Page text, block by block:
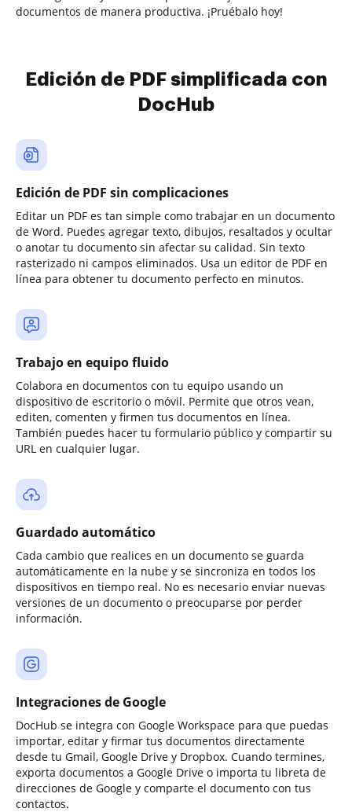
documentos de manera productiva. ¡Pruébalo hoy!
Edición de PDF simplificada con
DocHub
Edición de PDF sin complicaciones
Editar un PDF es tan simple como trabajar en un documento
de Word. Puedes agregar texto, dibujos, resaltados y ocultar
o anotar tu documento sin afectar su calidad. Sin texto
rasterizado ni campos eliminados. Usa un editor de PDF en
línea para obtener tu documento perfecto en minutos.
Trabajo en equipo fluido
Colabora en documentos con tu equipo usando un
dispositivo de escritorio o móvil. Permite que otros vean,
editen, comenten y firmen tus documentos en línea.
También puedes hacer tu formulario público y compartir su
URL en cualquier lugar.
Guardado automático
Cada cambio que realices en un documento se guarda
automáticamente en la nube y se sincroniza en todos los
dispositivos en tiempo real. No es necesario enviar nuevas
versiones de un documento o preocuparse por perder
información.
Integraciones de Google
DocHub se integra con Google Workspace para que puedas
importar, editar y firmar tus documentos directamente
desde tu Gmail, Google Drive y Dropbox. Cuando termines,
exporta documentos a Google Drive o importa tu libreta de
direcciones de Google y comparte el documento con tus
contactos.